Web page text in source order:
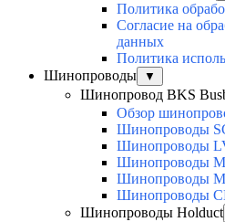
Политика
Согласие на
данных
Политика
Шинопроводы
▼
Шинопровод BKS
Обзор
Шинопроводы
Шинопроводы
Шинопроводы
Шинопроводы
Шинопроводы
Шинопроводы Holduct